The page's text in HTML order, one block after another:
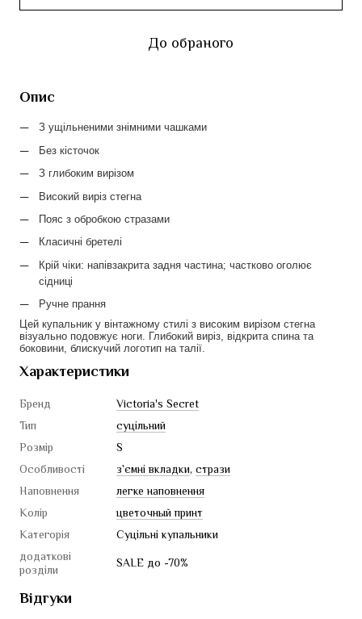
До обраного
Опис
З ущільненими знімними чашками
Без кісточок
З глибоким вирізом
Високий виріз стегна
Пояс з обробкою стразами
Класичні бретелі
Крій чіки: напівзакрита задня частина; частково оголює
сідниці
Ручне прання
Цей купальник у вінтажному стилі з високим вирізом стегна
візуально подовжує ноги. Глибокий виріз, відкрита спина та
боковини, блискучий логотип на талії.
Характеристики
Бренд
Victoria's Secret
Тип
суцільний
Розмір
S
Особливості
з`ємні вкладки, стрази
Наповнення
легке наповнення
Колір
цветочный принт
Категорія
Суцільні купальники
додаткові
розділи
SALE до -70%
Відгуки